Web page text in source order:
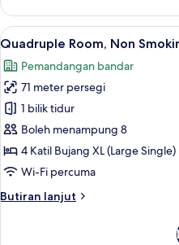
Twin
Room,
Non
(Plus)
Lihat
semua
foto
untuk
Quadruple
Room,
Non
Smoking
6
Quadruple Room, Non
Pemandangan bandar
71 meter persegi
1 bilik tidur
Boleh menampung 8
4 Katil Bujang XL (Large Single)
Wi-Fi percuma
Butiran lanjut
Butiran